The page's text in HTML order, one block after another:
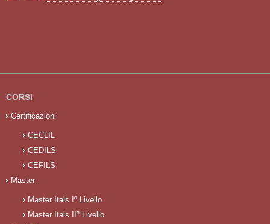
CORSI
Certificazioni
CECLIL
CEDILS
CEFILS
Master
Master Itals Iº Livello
Master Itals IIº Livello